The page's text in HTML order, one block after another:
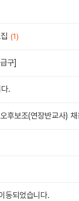
(1)
구]
.
후보조(연장반교사) 채
동되었습니다.